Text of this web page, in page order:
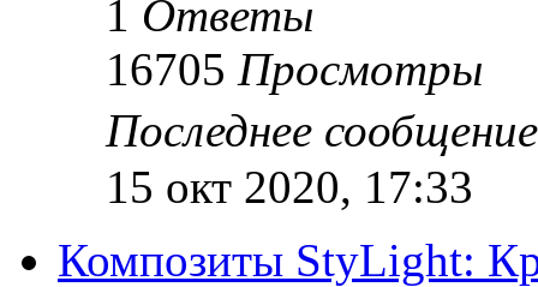
1 Ответы
16705 Просмотры
Последнее
15 окт 2020, 17:33
Композиты StyLight: